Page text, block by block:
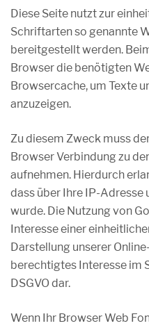
Diese Seite nutzt zur
Schriftarten so genannte
bereitgestellt werden.
Browser die benötigten
Browsercache, um Texte
anzuzeigen.
Zu diesem Zweck muss
Browser Verbindung zu
aufnehmen. Hierdurch
dass über Ihre IP-
wurde. Die Nutzung von
Interesse einer
Darstellung unserer
berechtigtes Interesse im
DSGVO dar.
Wenn Ihr Browser Web